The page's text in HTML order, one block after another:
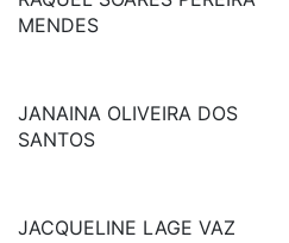
MENDES
JANAINA OLIVEIRA DOS
SANTOS
JACQUELINE LAGE VAZ